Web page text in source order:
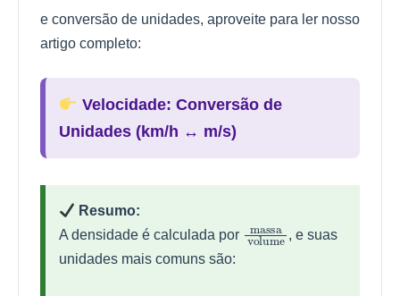
e conversão de unidades, aproveite para ler nosso
artigo completo:
Velocidade: Conversão de
Unidades (km/h ↔ m/s)
Resumo:
A densidade é calculada por
massa
, e suas
unidades mais comuns são: